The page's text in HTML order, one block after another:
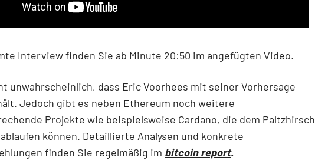
Interview finden Sie ab Minute 20:50 im angefügten Video.
unwahrscheinlich, dass Eric Voorhees mit seiner Vorhersage
Jedoch gibt es neben Ethereum noch weitere
Projekte wie beispielsweise Cardano, die dem Paltzhirsch
können. Detaillierte Analysen und konkrete
finden Sie regelmäßig im bitcoin report.